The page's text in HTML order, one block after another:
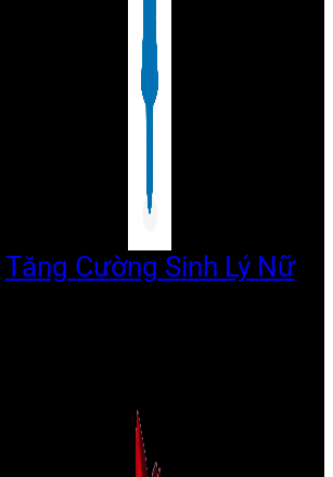
Tăng Cường Sinh Lý Nữ